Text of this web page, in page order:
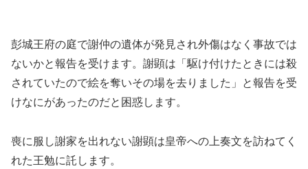
彭城王府の庭で謝仲の遺体が発見され外傷はなく事故では
ないかと報告を受けます。謝顕は「駆け付けたときには殺
されていたので絵を奪いその場を去りました」と報告を受
けなにがあったのだと困惑します。
喪に服し謝家を出れない謝顕は皇帝への上奏文を訪ねてく
れた王勉に託します。